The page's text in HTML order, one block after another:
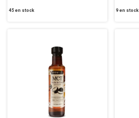
45en stock 9 en stock